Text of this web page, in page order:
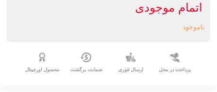
اتمام موجودی
ناموجود
پرداخت در محل ارسال فوری ضمانت برگشت محصول اورجینال